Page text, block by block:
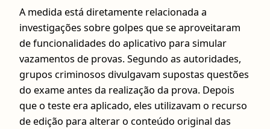
A medida está diretamente relacionada a
investigações sobre golpes que se aproveitaram
de funcionalidades do aplicativo para simular
vazamentos de provas. Segundo as autoridades,
grupos criminosos divulgavam supostas questões
do exame antes da realização da prova. Depois
que o teste era aplicado, eles utilizavam o recurso
de edição para alterar o conteúdo original das